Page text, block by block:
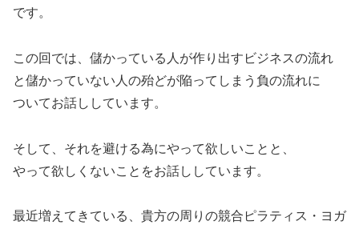
です。
この回では、儲かっている人が作り出すビジネスの流れ
と儲かっていない人の殆どが陥ってしまう負の流れに
ついてお話ししています。
そして、それを避ける為にやって欲しいことと、
やって欲しくないことをお話ししています。
最近増えてきている、貴方の周りの競合ピラティス・ヨガ